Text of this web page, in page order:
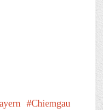
Chiemgau